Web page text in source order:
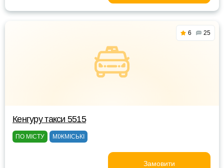
6 25
Кенгуру такси 5515
ПО МІСТУ МІЖМІСЬКІ
Замовити